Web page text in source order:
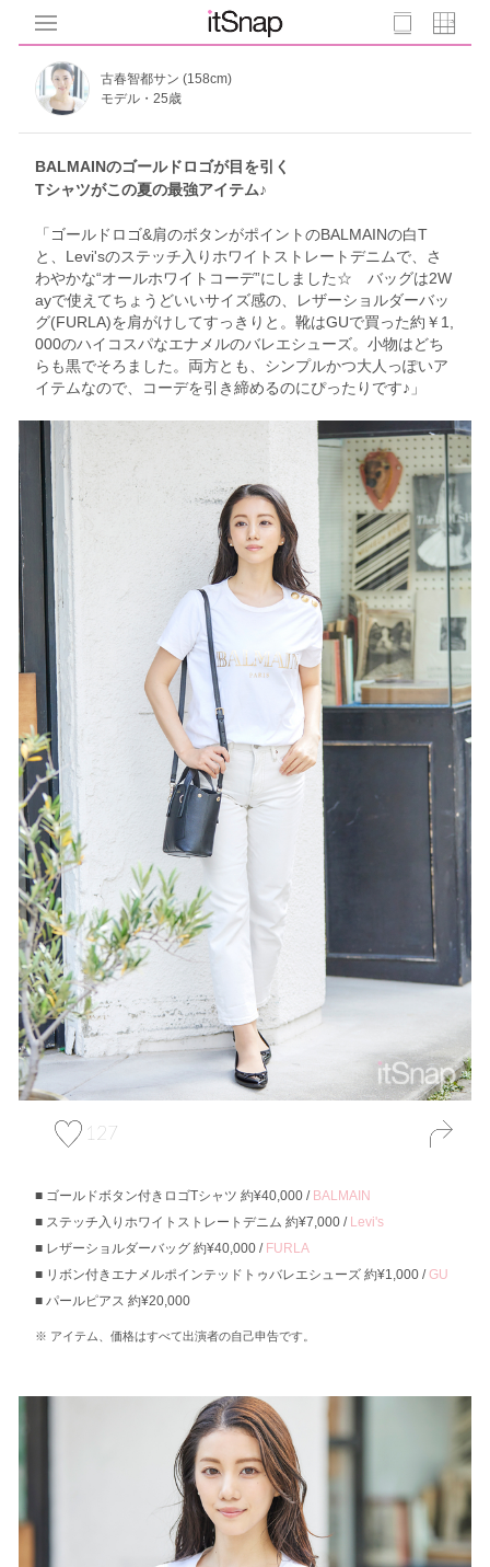
古春智都サン (158cm)
モデル・25歳
BALMAINのゴールドロゴが目を引く
Tシャツがこの夏の最強アイテム♪
「ゴールドロゴ&肩のボタンがポイントのBALMAINの白T
と、Levi'sのステッチ入りホワイトストレートデニムで、さ
わやかな“オールホワイトコーデ”にしました☆ バッグは2W
ayで使えてちょうどいいサイズ感の、レザーショルダーバッ
グ(FURLA)を肩がけしてすっきりと。靴はGUで買った約￥1,
000のハイコスパなエナメルのバレエシューズ。小物はどち
らも黒でそろました。両方とも、シンプルかつ大人っぽいア
イテムなので、コーデを引き締めるのにぴったりです♪」
127
ゴールドボタン付きロゴTシャツ 約¥40,000 / BALMAIN
ステッチ入りホワイトストレートデニム 約¥7,000 / Levi's
レザーショルダーバッグ 約¥40,000 / FURLA
リボン付きエナメルポインテッドトゥバレエシューズ 約¥1,000 /GU
パールピアス 約¥20,000
アイテム、価格はすべて出演者の自己申告です。